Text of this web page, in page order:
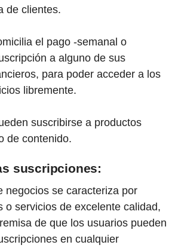
de clientes.
el pago -semanal o
a alguno de sus
para poder acceder a los
libremente.
suscribirse a productos
de contenido.
suscripciones:
negocios se caracteriza por
o servicios de excelente calidad,
de que los usuarios pueden
en cualquier